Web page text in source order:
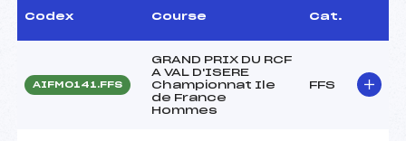
Codex Course Cat.
AIFM0141.FFS
GRAND PRIX DU RCF
A VAL D'ISERE
Championnat Ile
de France
Hommes
FFS